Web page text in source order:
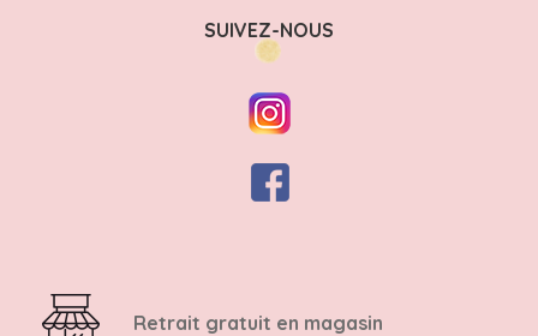
SUIVEZ-NOUS
Retrait gratuit en magasin